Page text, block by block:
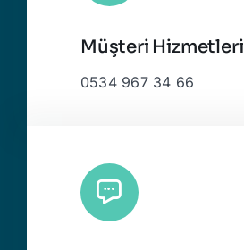
Müşteri Hizmetleri
0534 967 34 66